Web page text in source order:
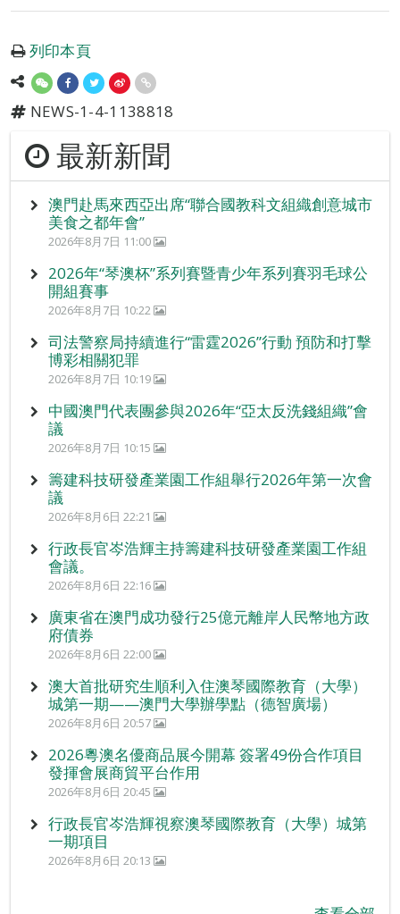
列印本頁
NEWS-1-4-1138818
最新新聞
澳門赴馬來西亞出席“聯合國教科文組織創意城市
美食之都年會”
2026年8月7日 11:00
2026年“琴澳杯”系列賽暨青少年系列賽羽毛球公
開組賽事
2026年8月7日 10:22
司法警察局持續進行“雷霆2026”行動 預防和打擊
博彩相關犯罪
2026年8月7日 10:19
中國澳門代表團參與2026年“亞太反洗錢組織”會
議
2026年8月7日 10:15
籌建科技研發產業園工作組舉行2026年第一次會
議
2026年8月6日 22:21
行政長官岑浩輝主持籌建科技研發產業園工作組
會議。
2026年8月6日 22:16
廣東省在澳門成功發行25億元離岸人民幣地方政
府債券
2026年8月6日 22:00
澳大首批研究生順利入住澳琴國際教育（大學）
城第一期——澳門大學辦學點（德智廣場）
2026年8月6日 20:57
2026粵澳名優商品展今開幕 簽署49份合作項目
發揮會展商貿平台作用
2026年8月6日 20:45
行政長官岑浩輝視察澳琴國際教育（大學）城第
一期項目
2026年8月6日 20:13